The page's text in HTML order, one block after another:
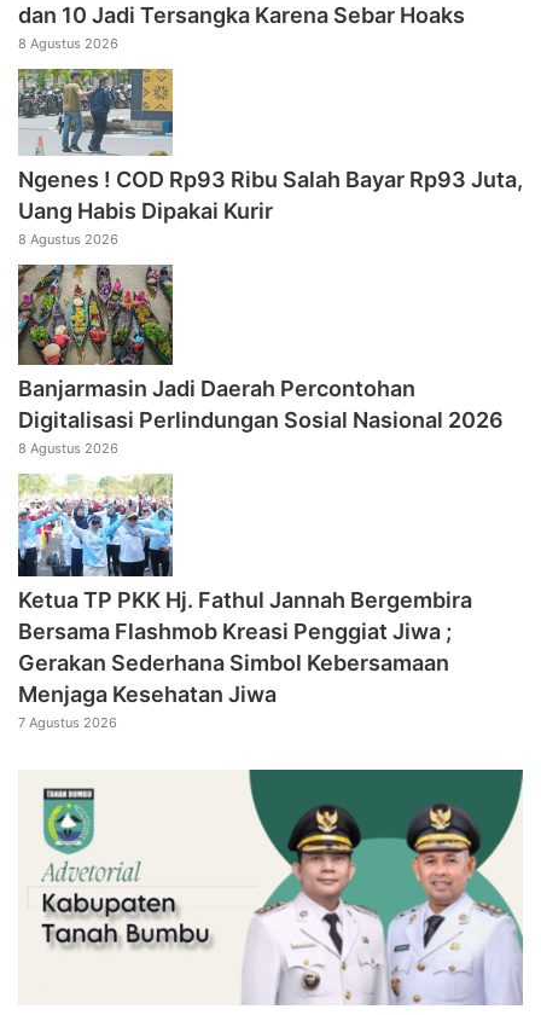
dan 10 Jadi Tersangka Karena Sebar Hoaks
8 Agustus 2026
Ngenes ! COD Rp93 Ribu Salah Bayar Rp93 Juta,
Uang Habis Dipakai Kurir
8 Agustus 2026
Banjarmasin Jadi Daerah Percontohan
Digitalisasi Perlindungan Sosial Nasional 2026
8 Agustus 2026
‎Ketua TP PKK Hj. Fathul Jannah Bergembira
Bersama Flashmob Kreasi Penggiat Jiwa ;
Gerakan Sederhana Simbol Kebersamaan
Menjaga Kesehatan Jiwa
7 Agustus 2026